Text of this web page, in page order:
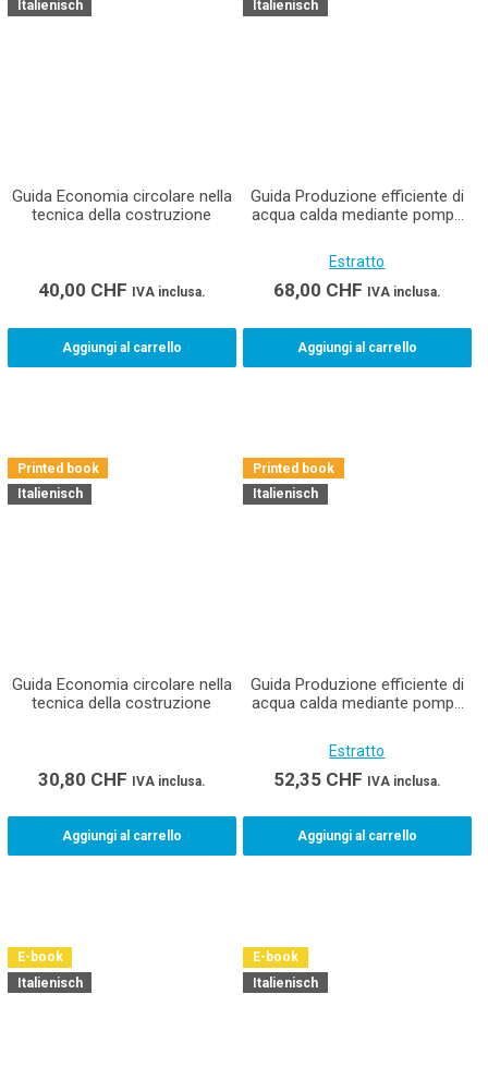
Italienisch
Guida Economia circolare nella
tecnica della costruzione
40,00 CHF IVA inclusa.
Aggiungi al carrello
Italienisch
Guida Produzione efficiente di
acqua calda mediante pompe
Estratto
68,00 CHF IVA inclusa.
Aggiungi al carrello
Printed book
Italienisch
Guida Economia circolare nella
tecnica della costruzione
30,80 CHF IVA inclusa.
Aggiungi al carrello
Printed book
Italienisch
Guida Produzione efficiente di
acqua calda mediante pompe
Estratto
52,35 CHF IVA inclusa.
Aggiungi al carrello
E-book
Italienisch
E-book
Italienisch